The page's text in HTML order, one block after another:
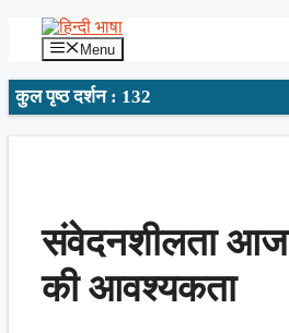
Menu
कुल पृष्ठ दर्शन : 132
संवेदनशीलता आज
की आवश्यकता